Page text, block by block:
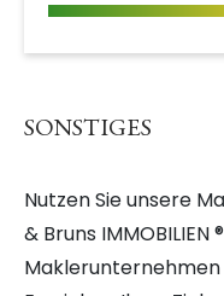
SONSTIGES
Nutzen Sie unsere
& Bruns